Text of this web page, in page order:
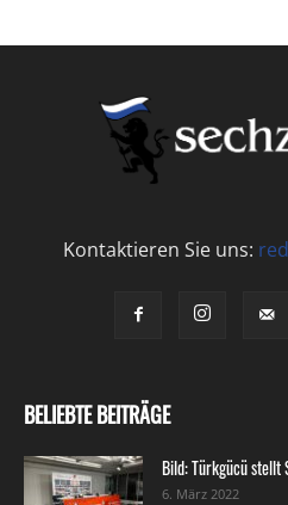
Kontaktieren Sie uns:
BELIEBTE BEITRÄGE
Bild: Türkgücü stellt
6. März 2022